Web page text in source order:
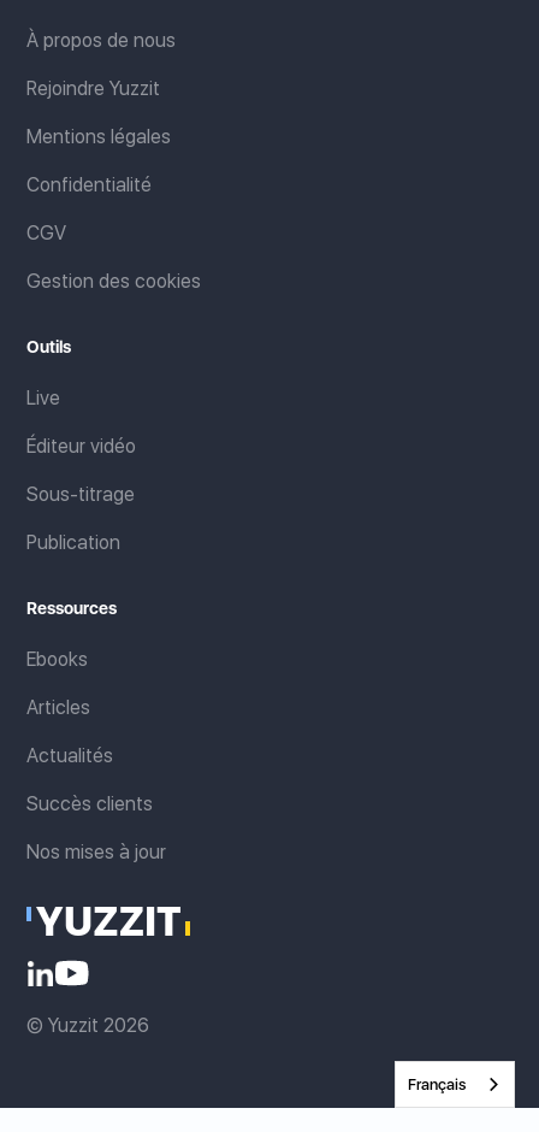
À propos de nous
Rejoindre Yuzzit
Mentions légales
Confidentialité
CGV
Gestion des cookies
Outils
Live
Éditeur vidéo
Sous-titrage
Publication
Ressources
Ebooks
Articles
Actualités
Succès clients
Nos mises à jour
© Yuzzit 2026
Français